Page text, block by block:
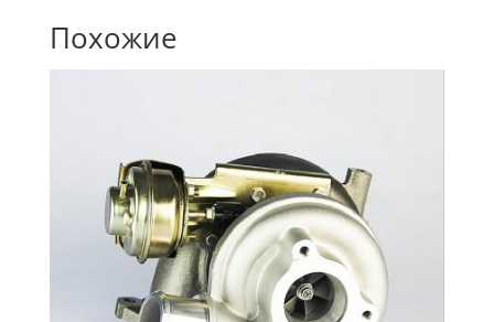
Похожие